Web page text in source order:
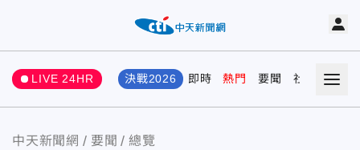
LIVE 24HR 決戰2026 即時 熱門 要聞 社會 娛樂
中天新聞網 要聞 總覽